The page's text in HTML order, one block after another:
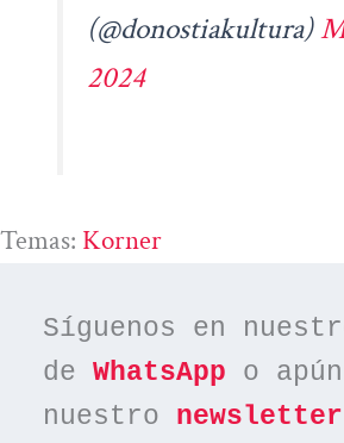
(@donostiakultura)
2024
Temas: Korner
Síguenos en
de WhatsApp o
nuestro newsletter